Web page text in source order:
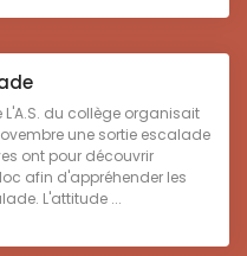
du collège organisait
une sortie escalade
ont pour découvrir
afin d'appréhender les
L'attitude ...